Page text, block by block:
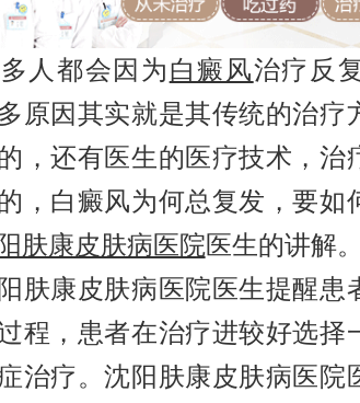
都会因为白癜风治疗反
原因其实就是其传统的治疗
，还有医生的医疗技术，治
，白癜风为何总复发，要如
肤康皮肤病医院医生的讲解。
康皮肤病医院医生提醒患
程，患者在治疗进较好选择
治疗。沈阳肤康皮肤病医院